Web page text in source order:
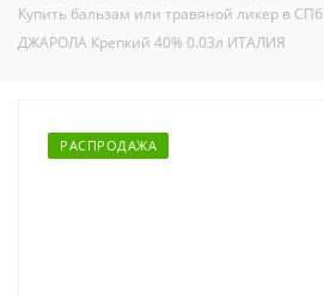
Купить бальзам или травяной ликер в СПб
ДЖАРОЛА Крепкий 40% 0.03л ИТАЛИЯ
РАСПРОДАЖА